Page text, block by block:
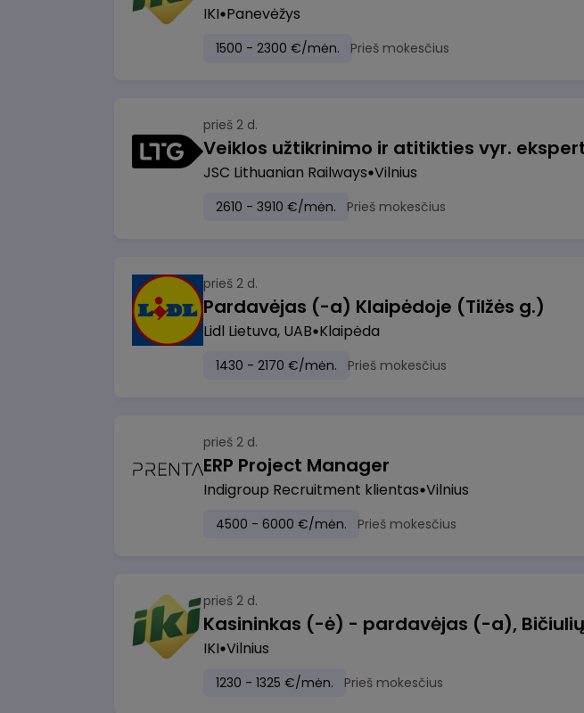
IKI Panevėžys
1500 - 2300 €/mėn. Prieš mokesčius
prieš 2 d.
JSC Lithuanian Railways Vilnius
2610 - 3910 €/mėn. Prieš mokesčius
prieš 2 d.
Pardavėjas (-a) Klaipėdoje (Tilžės g.)
Lidl Lietuva, UAB Klaipėda
1430 - 2170 €/mėn. Prieš mokesčius
prieš 2 d.
ERP Project Manager
Indigroup Recruitment klientas Vilnius
4500 - 6000 €/mėn. Prieš mokesčius
prieš 2 d.
IKI Vilnius
1230 - 1325 €/mėn. Prieš mokesčius